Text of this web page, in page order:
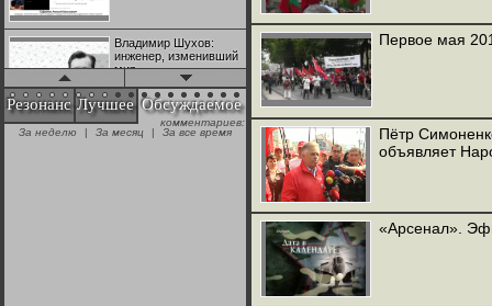
Владимир Шухов:
инженер, изменивший
мир
"Аркадий Коц" на
эгалите-фесте "Не
Резонанс Лучшее Обсуждаемое
комментариев:
За неделю
| За месяц | За все время
Первое мая
Пётр
объявляет
«Арсенал».